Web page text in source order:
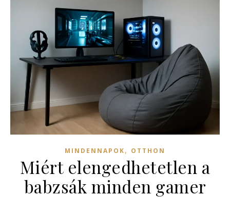
MINDENNAPOK, OTTHON
Miért elengedhetetlen a
babzsák minden gamer